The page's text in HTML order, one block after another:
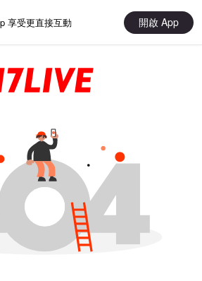
享受更直接互動 開啟 App